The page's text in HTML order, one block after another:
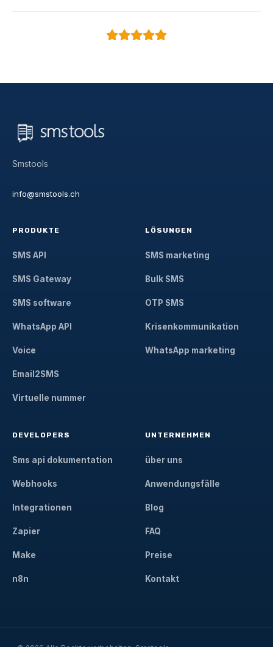
Smstools
info@smstools.ch
PRODUKTE
SMS API
SMS Gateway
SMS software
WhatsApp API
Voice
Email2SMS
Virtuelle nummer
LÖSUNGEN
SMS marketing
Bulk SMS
OTP SMS
Krisenkommunikation
WhatsApp marketing
DEVELOPERS
Sms api dokumentation
Webhooks
Integrationen
Zapier
Make
n8n
UNTERNEHMEN
über uns
Anwendungsfälle
Blog
FAQ
Preise
Kontakt